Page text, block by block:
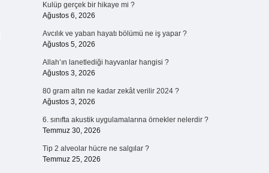
Kulüp gerçek bir hikaye mi ?
Ağustos 6, 2026
Avcılık ve yaban hayatı bölümü ne iş yapar ?
Ağustos 5, 2026
Allah’ın lanetlediği hayvanlar hangisi ?
Ağustos 3, 2026
80 gram altın ne kadar zekât verilir 2024 ?
Ağustos 3, 2026
6. sınıfta akustik uygulamalarına örnekler nelerdir ?
Temmuz 30, 2026
Tip 2 alveolar hücre ne salgılar ?
Temmuz 25, 2026